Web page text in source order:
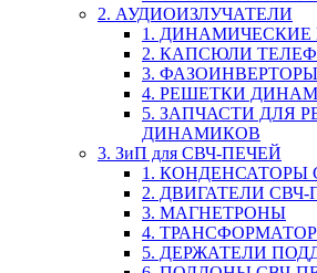
2. АУДИОИЗЛУЧАТЕЛИ
1. ДИНАМИЧЕСКИЕ
2. КАПСЮЛИ
3. ФАЗОИНВЕРТОРЫ
4. РЕШЕТКИ
5. ЗАПЧАСТИ ДЛЯ
ДИНАМИКОВ
3. ЗиП для СВЧ-ПЕЧЕЙ
1. КОНДЕНСАТОРЫ
2. ДВИГАТЕЛИ СВЧ-
3. МАГНЕТРОНЫ
4.
5. ДЕРЖАТЕЛИ